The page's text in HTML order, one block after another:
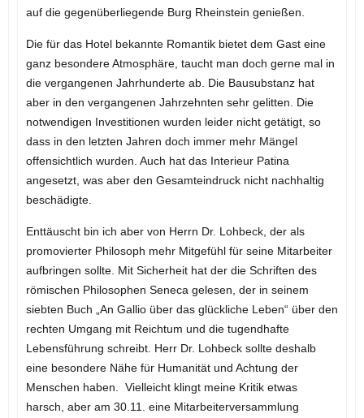
auf die gegenüberliegende Burg Rheinstein genießen.
Die für das Hotel bekannte Romantik bietet dem Gast eine
ganz besondere Atmosphäre, taucht man doch gerne mal in
die vergangenen Jahrhunderte ab. Die Bausubstanz hat
aber in den vergangenen Jahrzehnten sehr gelitten. Die
notwendigen Investitionen wurden leider nicht getätigt, so
dass in den letzten Jahren doch immer mehr Mängel
offensichtlich wurden. Auch hat das Interieur Patina
angesetzt, was aber den Gesamteindruck nicht nachhaltig
beschädigte.
Enttäuscht bin ich aber von Herrn Dr. Lohbeck, der als
promovierter Philosoph mehr Mitgefühl für seine Mitarbeiter
aufbringen sollte. Mit Sicherheit hat der die Schriften des
römischen Philosophen Seneca gelesen, der in seinem
siebten Buch „An Gallio über das glückliche Leben“ über den
rechten Umgang mit Reichtum und die tugendhafte
Lebensführung schreibt. Herr Dr. Lohbeck sollte deshalb
eine besondere Nähe für Humanität und Achtung der
Menschen haben. Vielleicht klingt meine Kritik etwas
harsch, aber am 30.11. eine Mitarbeiterversammlung